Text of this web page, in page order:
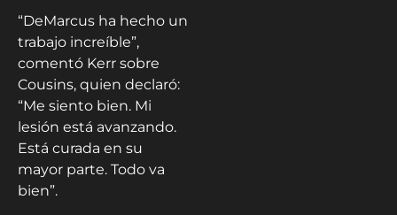
“DeMarcus ha hecho un
trabajo increíble”,
comentó Kerr sobre
Cousins, quien declaró:
“Me siento bien. Mi
lesión está avanzando.
Está curada en su
mayor parte. Todo va
bien”.